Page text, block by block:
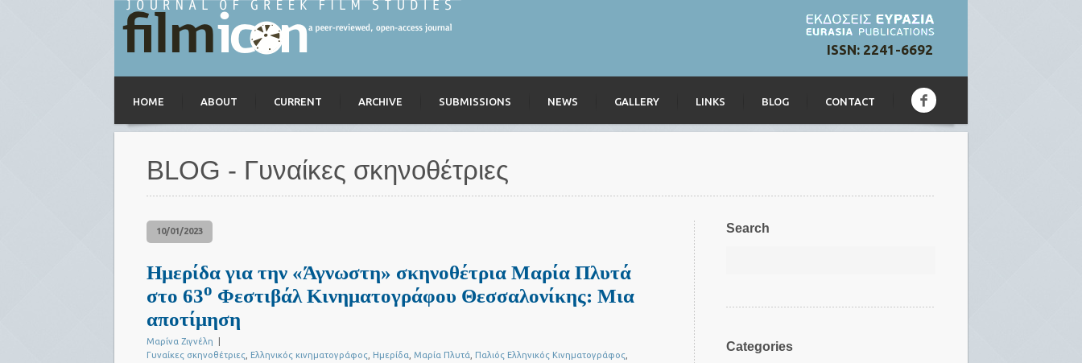
ISSN: 2241-6692
HOME ABOUT CURRENT ARCHIVE SUBMISSIONS NEWS GALLERY LINKS BLOG CONTACT
BLOG - Γυναίκες σκηνοθέτριες
10/01/2023
Ημερίδα για την «Άγνωστη» σκηνοθέτρια Μαρία Πλυτά
στο 63ο Φεστιβάλ Κινηματογράφου Θεσσαλονίκης: Μια
αποτίμηση
Μαρίνα Ζιγνέλη
Γυναίκες σκηνοθέτριες Ελληνικός κινηματογράφος Ημερίδα Μαρία Πλυτά Παλιός Ελληνικός Κινηματογράφος
Search
Categories